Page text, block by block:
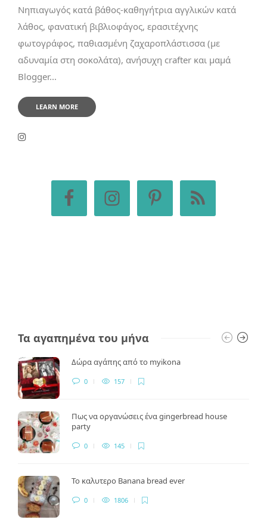
Νηπιαγωγός κατά βάθος-καθηγήτρια αγγλικών κατά
λάθος, φανατική βιβλιοφάγος, ερασιτέχνης
φωτογράφος, παθιασμένη ζαχαροπλάστισσα (με
αδυναμία στη σοκολάτα), ανήσυχη crafter και μαμά
Blogger...
LEARN MORE
Τα αγαπημένα του μήνα
Δώρα αγάπης από το myikona
0 157
Πως να οργανώσεις ένα gingerbread house
party
0 145
Το καλυτερο Banana bread ever
0 1806